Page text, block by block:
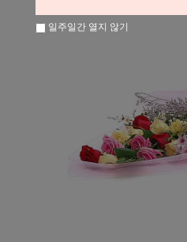
일주일간 열지 않기